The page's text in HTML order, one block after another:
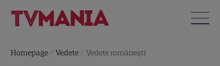
Homepage /Vedete /Vedete româneşti